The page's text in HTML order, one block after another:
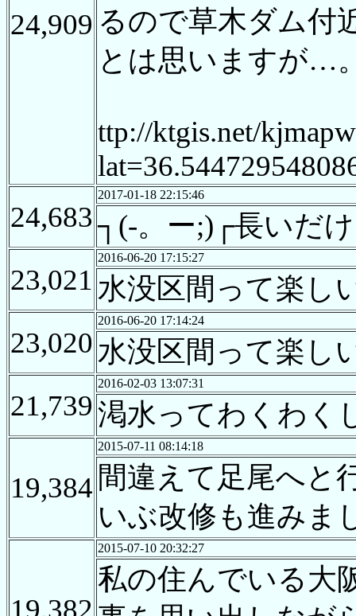
24,909 るので草木ダム付
とは思いますが…
ttp://ktgis.net/
24,683
2017-01-18 22:15:46
┐(-。ー;)┌長いだ
23,021
2016-06-20 17:15:27
水没区間って楽し
23,020
2016-06-20 17:14:24
水没区間って楽し
21,739
2016-02-03 13:07:31
渇水ってわくわく
19,384
2015-07-11 08:14:18
間違えて足尾へと
いぶ改修も進みま
2015-07-10 20:32:27
私の住んでいる大